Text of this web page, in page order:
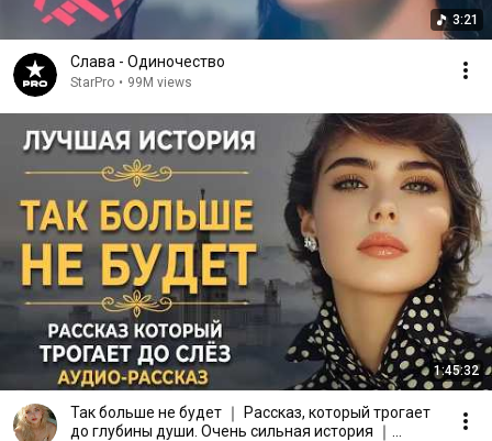
3:21
Слава - Одиночество
StarPro • 99M views
1:45:32
Так больше не будет ｜ Рассказ, который трогает
до глубины души. Очень сильная история ｜